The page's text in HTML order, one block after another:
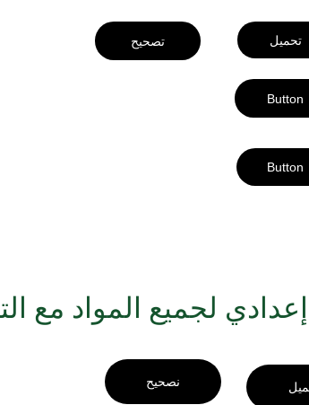
تحميل
Button
Button
إعدادي لجميع المواد مع
تصحيح
نصحيح